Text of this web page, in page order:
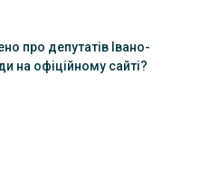
про депутатів Івано-
на офіційному сайті?